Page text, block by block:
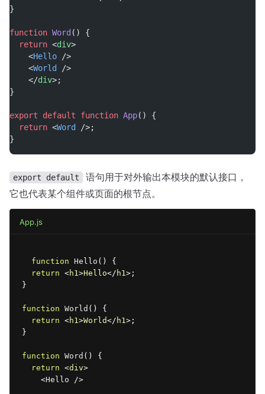
}
function Word () {
return <div>
    <
Hello />
    <
World
/>
    </
div>;
}
export default function App() {
return <Word
/>;
}
export default
语句用于对外输出本模块的默认接口，
它也代表某个组件或页面的根节点。
App.js
function Hello ( )
{
return <h1>Hello</ h1> ;
}
function World ( )
{
return <h1>World</ h1> ;
}
function Word ( )
{
return <div>
<Hello
/>